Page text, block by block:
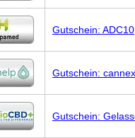
Gutschein: ADC10
Gutschein:
Gutschein: